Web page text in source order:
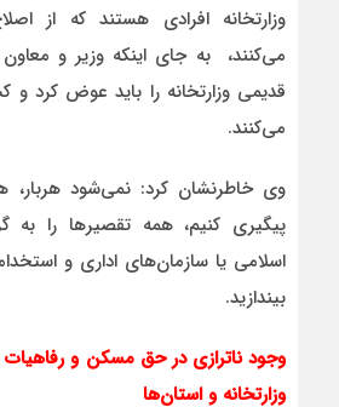
وزارتخانه افرادی هستند که از
می‌کنند، به جای اینکه وزیر و
قدیمی وزارتخانه را باید عوض کرد و
می‌کنند.
وی خاطرنشان کرد: نمی‌شود هربار،
پیگیری کنیم، همه تقصیرها را
اسلامی یا سازمان‌های اداری و
بیندازید.
وجود ناترازی در حق مسکن و رفاهیات
وزارتخانه و استان‌ها